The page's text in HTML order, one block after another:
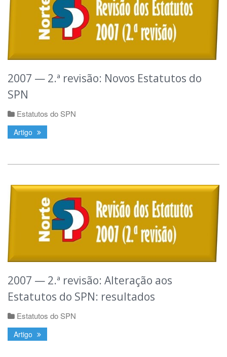
2007 — 2.ª revisão: Novos Estatutos do
SPN
Estatutos do SPN
Artigo
2007 — 2.ª revisão: Alteração aos
Estatutos do SPN: resultados
Estatutos do SPN
Artigo